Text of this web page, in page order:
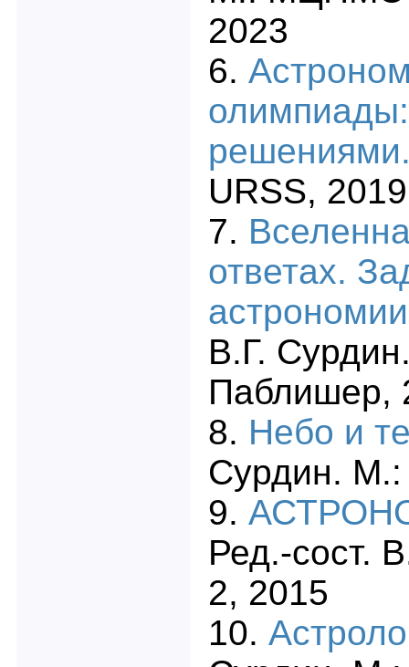
2023
6.
URSS, 2019
7.
ответах.
В.Г.
Паблишер,
8. Небо и
Сурдин. М.:
9.
Ред.-сост.
2, 2015
10.